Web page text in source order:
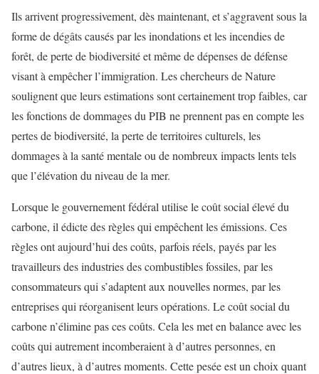
Ils arrivent progressivement, dès maintenant, et s’aggravent sous la
forme de dégâts causés par les inondations et les incendies de
forêt, de perte de biodiversité et même de dépenses de défense
visant à empêcher l’immigration. Les chercheurs de Nature
soulignent que leurs estimations sont certainement trop faibles, car
les fonctions de dommages du PIB ne prennent pas en compte les
pertes de biodiversité, la perte de territoires culturels, les
dommages à la santé mentale ou de nombreux impacts lents tels
que l’élévation du niveau de la mer.
Lorsque le gouvernement fédéral utilise le coût social élevé du
carbone, il édicte des règles qui empêchent les émissions. Ces
règles ont aujourd’hui des coûts, parfois réels, payés par les
travailleurs des industries des combustibles fossiles, par les
consommateurs qui s’adaptent aux nouvelles normes, par les
entreprises qui réorganisent leurs opérations. Le coût social du
carbone n’élimine pas ces coûts. Cela les met en balance avec les
coûts qui autrement incomberaient à d’autres personnes, en
d’autres lieux, à d’autres moments. Cette pesée est un choix quant